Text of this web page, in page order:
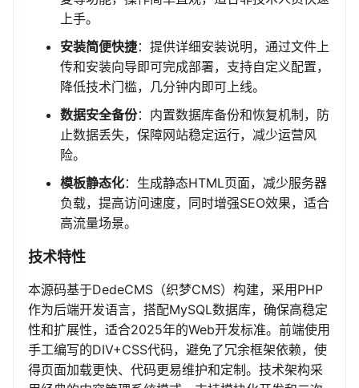
上手。
安装简便快捷：提供详细安装说明，通过文件上
传和安装向导即可完成部署，支持自定义配置，
降低技术门槛，几分钟内即可上线。
数据安全备份：内置数据库备份和恢复机制，防
止数据丢失，保障网站稳定运行，减少运营风
险。
模板静态化：生成静态HTML页面，减少服务器
负载，提高访问速度，同时增强SEO效果，适合
高流量场景。
技术特性
本源码基于DedeCMS（织梦CMS）构建，采用PHP
作为后端开发语言，搭配MySQL数据库，确保高稳定
性和扩展性，适合2025年的Web开发标准。前端使用
手工编写的DIV+CSS代码，避免了冗余框架依赖，使
得页面加载更快、代码更易维护和定制。技术架构采